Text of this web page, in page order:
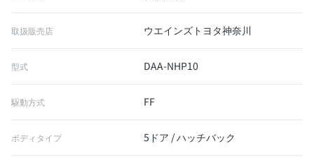
取扱販売店 ウエインズトヨタ神奈川
型式 DAA-NHP10
駆動方式 FF
ボディタイプ 5ドア / ハッチバック